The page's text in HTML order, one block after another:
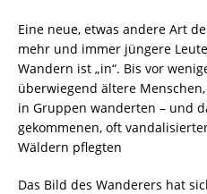
Eine neue, etwas andere Art
mehr und immer jüngere
Wandern ist „in“. Bis vor
überwiegend ältere
in Gruppen wanderten – und
gekommenen, oft
Wäldern pflegten
Das Bild des Wanderers hat